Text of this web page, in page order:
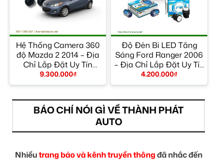
Hệ Thống Camera 360
độ Mazda 2 2014 – Địa
Chỉ Lắp Đặt Uy Tín
TPHCM
9.300.000₫
Độ Đèn Bi LED Tăng
Sáng Ford Ranger 2006
– Địa Chỉ Lắp Đặt Uy Tín
TPHCM
4.200.000₫
BÁO CHÍ NÓI GÌ VỀ THÀNH PHÁT
AUTO
Nhiềutrang báo và kênh truyền thôngđã nhắc đến